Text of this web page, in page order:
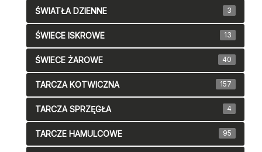
ŚWIATŁA DZIENNE 3
ŚWIECE ISKROWE 13
ŚWIECE ŻAROWE 40
TARCZA KOTWICZNA 157
TARCZA SPRZĘGŁA 4
TARCZE HAMULCOWE 95